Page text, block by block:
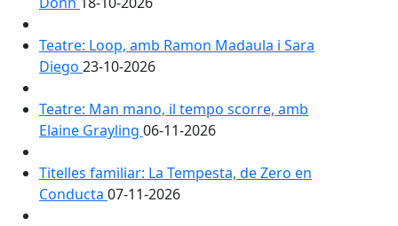
Teatre: Loop, amb Ramon Madaula i Sara
Diego 23-10-2026
Teatre: Man mano, il tempo scorre, amb
Elaine Grayling 06-11-2026
Titelles familiar: La Tempesta, de Zero en
Conducta 07-11-2026